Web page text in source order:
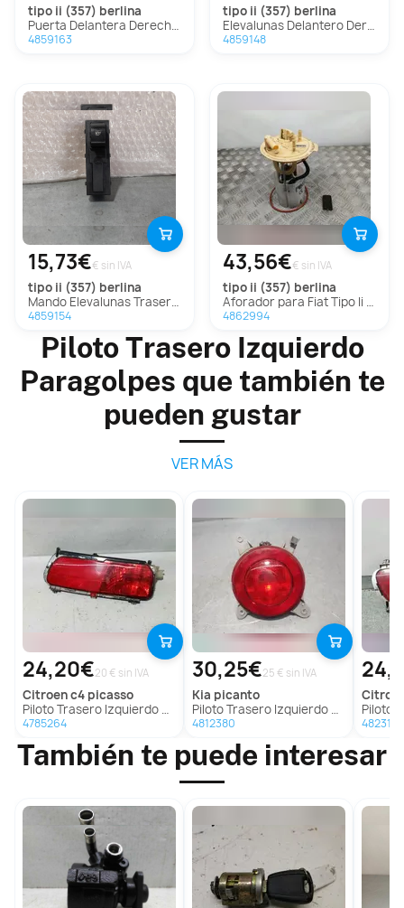
tipo ii (357) berlina
Puerta Delantera Derecha Para Fiat Tipo Ii Berlina
4859163
tipo ii (357) berlina
Elevalunas Delantero Derecho Para Fiat Tipo Ii Berlina
4859148
15,73€€ sin IVA
tipo ii (357) berlina
Mando Elevalunas Trasero Izquierdo para Fiat Tipo Ii (357) Berlina
4859154
43,56€€ sin IVA
tipo ii (357) berlina
Aforador para Fiat Tipo Ii Berlina
4862994
Piloto Trasero Izquierdo
Paragolpes que también te
pueden gustar
VER MÁS
24,20€20 € sin IVA
citroenc4 picasso
Piloto Trasero Izquierdo Paragolpes Para Citroen C4 Picasso
4785264
30,25€25 € sin IVA
kia picanto
Piloto Trasero Izquierdo Paragolpes Para Kia Picanto
4812380
Piloto Trasero
4823120
También te puede interesar